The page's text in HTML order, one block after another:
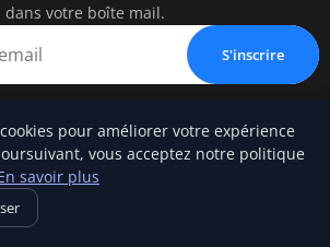
dans votre boîte mail.
S'inscrire
pour améliorer votre expérience
vous acceptez notre politique
savoir plus